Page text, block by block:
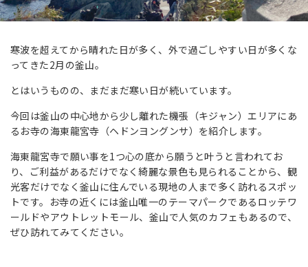
寒波を超えてから晴れた日が多く、外で過ごしやすい日が多くな
ってきた2月の釜山。
とはいうものの、まだまだ寒い日が続いています。
今回は釜山の中心地から少し離れた機張（キジャン）エリアにあ
るお寺の海東龍宮寺（ヘドンヨングンサ）を紹介します。
海東龍宮寺で願い事を1つ心の底から願うと叶うと言われてお
り、ご利益があるだけでなく綺麗な景色も見られることから、観
光客だけでなく釜山に住んでいる現地の人まで多く訪れるスポッ
トです。お寺の近くには釜山唯一のテーマパークであるロッテワ
ールドやアウトレットモール、釜山で人気のカフェもあるので、
ぜひ訪れてみてください。